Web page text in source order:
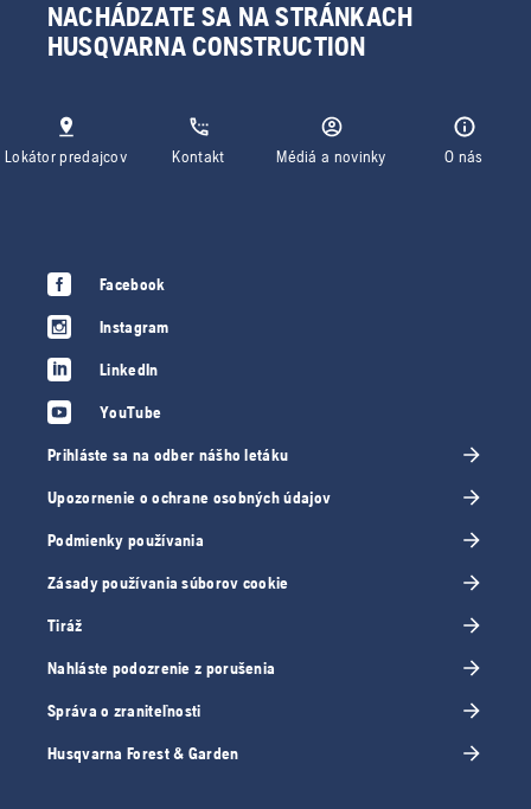
NACHÁDZATE SA NA STRÁNKACH
HUSQVARNA CONSTRUCTION
Lokátor predajcov Kontakt Médiá a novinky O nás
Facebook
Instagram
LinkedIn
YouTube
Prihláste sa na odber nášho letáku
Upozornenie o ochrane osobných údajov
Podmienky používania
Zásady používania súborov cookie
Tiráž
Nahláste podozrenie z porušenia
Správa o zraniteľnosti
Husqvarna Forest & Garden